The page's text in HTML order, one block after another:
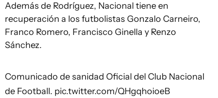
Además de Rodríguez, Nacional tiene en
recuperación a los futbolistas Gonzalo Carneiro,
Franco Romero, Francisco Ginella y Renzo
Sánchez.
Comunicado de sanidad Oficial del Club Nacional
de Football. pic.twitter.com/QHgqhoioeB